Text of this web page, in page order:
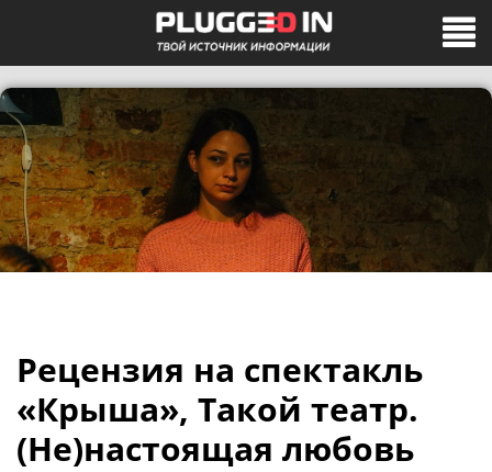
Рецензия на спектакль
«Крыша», Такой театр.
(Не)настоящая любовь